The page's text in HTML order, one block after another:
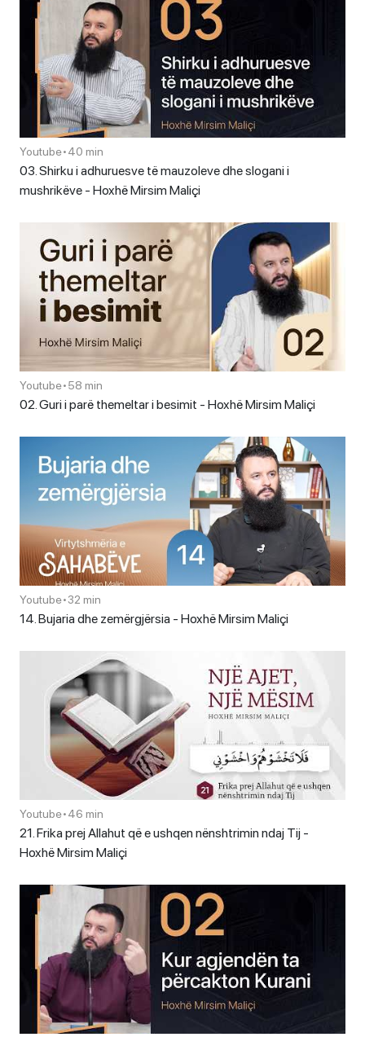
Youtube•40 min
03. Shirku i adhuruesve të mauzoleve dhe slogani i
mushrikëve - Hoxhë Mirsim Maliçi
Youtube•58 min
02. Guri i parë themeltar i besimit - Hoxhë Mirsim Maliçi
Youtube•32 min
14. Bujaria dhe zemërgjërsia - Hoxhë Mirsim Maliçi
Youtube•46 min
21. Frika prej Allahut që e ushqen nënshtrimin ndaj Tij -
Hoxhë Mirsim Maliçi